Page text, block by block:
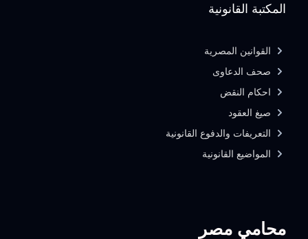
محامي مصر
المكتبة القانونية
القوانين المصرية
صحف الدعاوى
احكام النقض
صيغ العقود
التعريفات والدفوع القانونية
المواضيع القانونية